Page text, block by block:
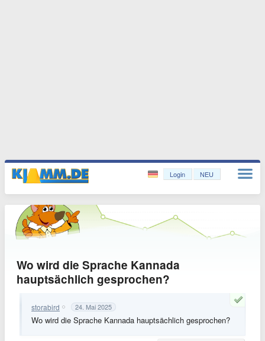
Login NEU
Wo wird die Sprache Kannada
hauptsächlich gesprochen?
storabird 24. Mai 2025
Wo wird die Sprache Kannada hauptsächlich gesprochen?